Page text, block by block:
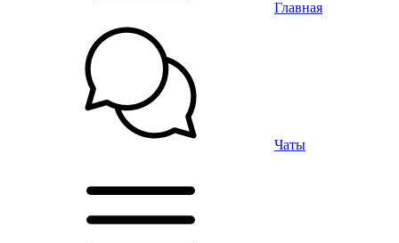
Главная
Чаты